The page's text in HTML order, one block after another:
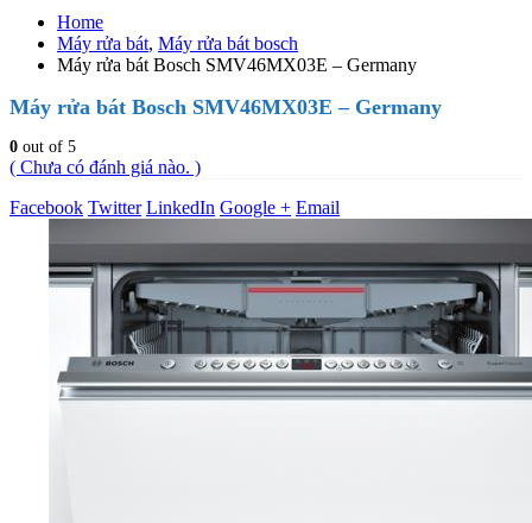
Home
Máy rửa bát, Máy rửa bát bosch
Máy rửa bát Bosch SMV46MX03E – Germany
Máy rửa bát Bosch SMV46MX03E – Germany
0 out of 5
( Chưa có đánh giá nào. )
Facebook Twitter LinkedIn Google + Email